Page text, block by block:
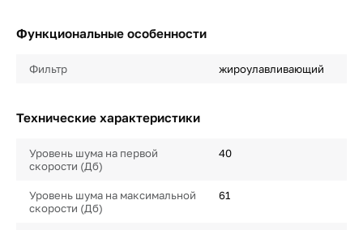
Функциональные особенности
Фильтр жироулавливающий
Технические характеристики
Уровень шума на первой
скорости (Дб)
40
Уровень шума на максимальной
скорости (Дб)
61